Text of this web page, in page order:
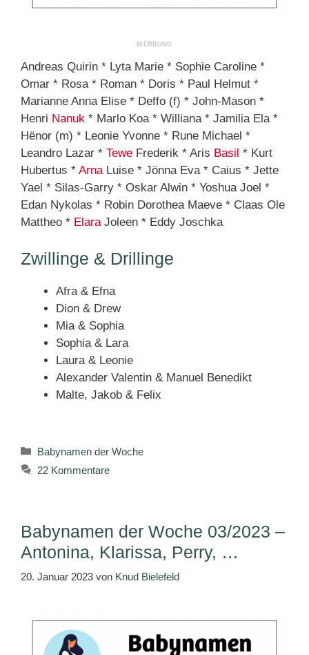
Andreas Quirin * Lyta Marie * Sophie Caroline *
Omar * Rosa * Roman * Doris * Paul Helmut *
Marianne Anna Elise * Deffo (f) * John-Mason *
Henri Nanuk * Marlo Koa * Williana * Jamilia Ela *
Hënor (m) * Leonie Yvonne * Rune Michael *
Leandro Lazar * Tewe Frederik * Aris Basil * Kurt
Hubertus * Arna Luise * Jönna Eva * Caius * Jette
Yael * Silas-Garry * Oskar Alwin * Yoshua Joel *
Edan Nykolas * Robin Dorothea Maeve * Claas Ole
Mattheo * Elara Joleen * Eddy Joschka
Zwillinge & Drillinge
Afra & Efna
Dion & Drew
Mia & Sophia
Sophia & Lara
Laura & Leonie
Alexander Valentin & Manuel Benedikt
Malte, Jakob & Felix
Kategorien
Babynamen der Woche
22 Kommentare
Babynamen der Woche 03/2023 –
Antonina, Klarissa, Perry, …
20. Januar 2023 von Knud Bielefeld